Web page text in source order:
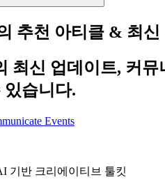
추천 아티클 & 최신
최신 업데이트, 커
있습니다.
Events
기반 크리에이티브 툴킷